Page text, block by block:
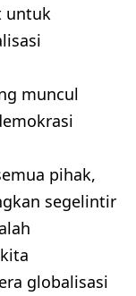
untuk
muncul
pihak,
segelintir
globalisasi